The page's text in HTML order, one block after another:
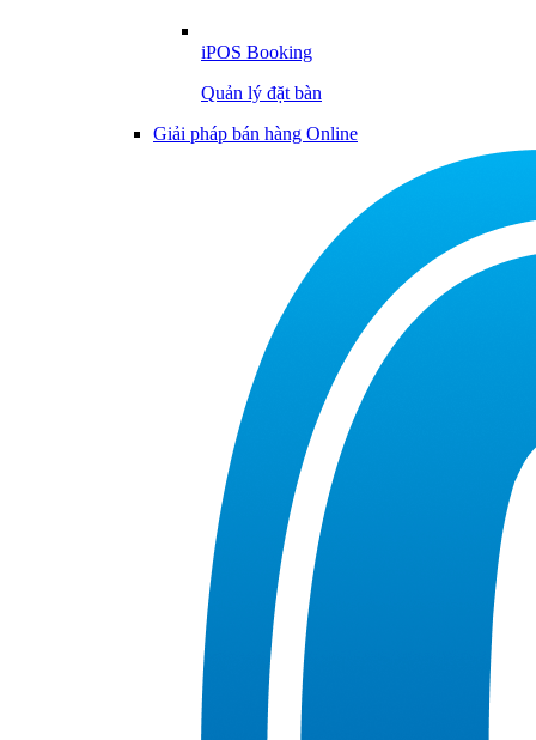
iPOS Booking
Quản lý đặt bàn
Giải pháp bán hàng Online